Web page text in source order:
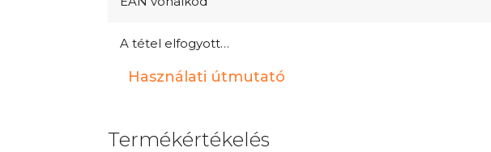
A tétel elfogyott…
Használati útmutató
Termékértékelés